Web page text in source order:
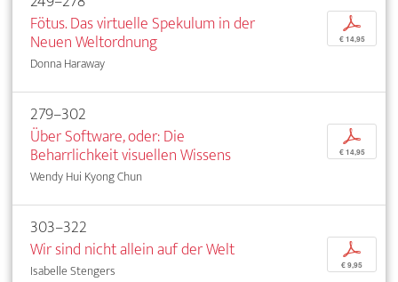
Fötus. Das virtuelle Spekulum in der
Neuen Weltordnung
Donna Haraway
p
€ 14,95
279–302
Über Software, oder: Die
Beharrlichkeit visuellen Wissens
Wendy Hui Kyong Chun
p
€ 14,95
303–322
Wir sind nicht allein auf der Welt
Isabelle Stengers
p
€ 9,95